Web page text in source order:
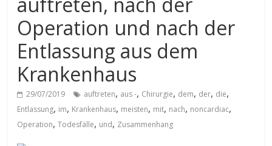
Operation und nach der
Entlassung aus dem
Krankenhaus
29/07/2019 auftreten, aus -, Chirurgie, dem, der, die,
Entlassung, im, Krankenhaus, meisten, mit, nach, noncardiac,
Operation,Todesfälle, und, Zusammenhang